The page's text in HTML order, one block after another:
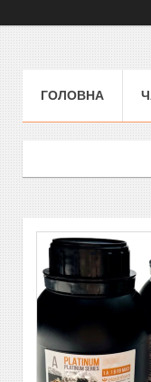
ГОЛОВНА